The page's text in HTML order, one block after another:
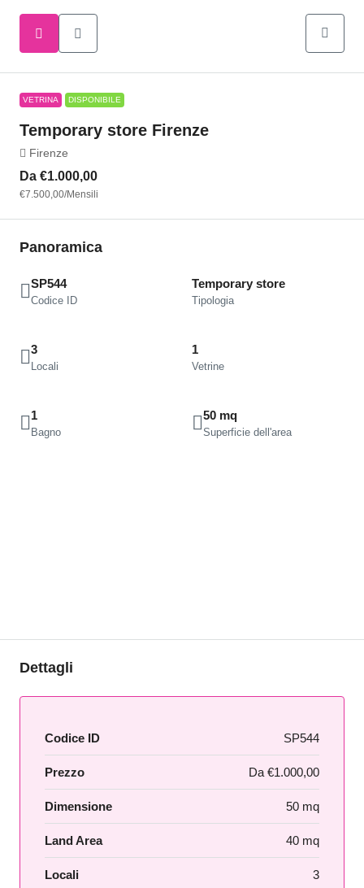
VETRINA DISPONIBILE
Temporary store Firenze
Firenze
Da €1.000,00
€7.500,00/Mensili
Panoramica
SP544
Codice ID
Temporary store
Tipologia
3
Locali
1
Vetrine
1
Bagno
50 mq
Superficie dell'area
Dettagli
Codice ID SP544
Prezzo Da €1.000,00
Dimensione 50 mq
Land Area 40 mq
Locali 3